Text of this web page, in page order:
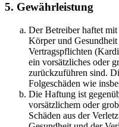
5. Gewährleistung
Der Betreiber haftet
Körper und
Vertragspflichten
ein vorsätzliches oder
zurückzuführen sind.
Folgeschäden wie
Die Haftung ist
vorsätzlichem oder
Schäden aus der